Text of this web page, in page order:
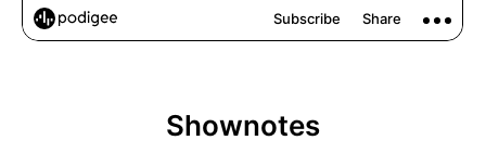
Shownotes